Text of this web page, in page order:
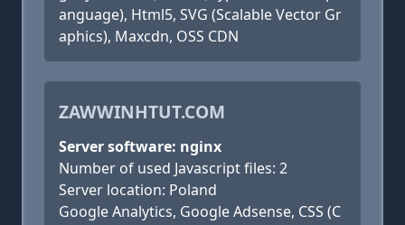
anguage), Html5, SVG (Scalable Vector Gr
aphics), Maxcdn, OSS CDN
ZAWWINHTUT.COM
Server software: nginx
Number of used Javascript files: 2
Server location: Poland
Google Analytics, Google Adsense, CSS (C